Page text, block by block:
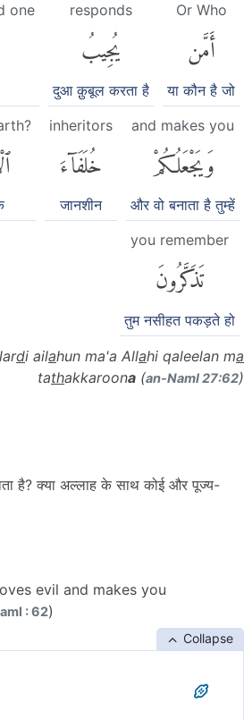
Or Who
أَمَّن
या कौन है जो
responds
يُجِيبُ
दुआ क़ुबूल करता है
one
and makes you
وَيَجْعَلُكُمْ
और वो बनाता है तुम्हें
inheritors
خُلَفَآءَ
जानशीन
you remember
تَذَكَّرُونَ
तुम नसीहत पकड़ते हो
di ailahun ma'a Allahi qaleelan ma
tathakkaroona (an-Naml 27:62)
है? क्या अल्लाह के साथ कोई और पूज्य-
evil and makes you
: 62)
Collapse